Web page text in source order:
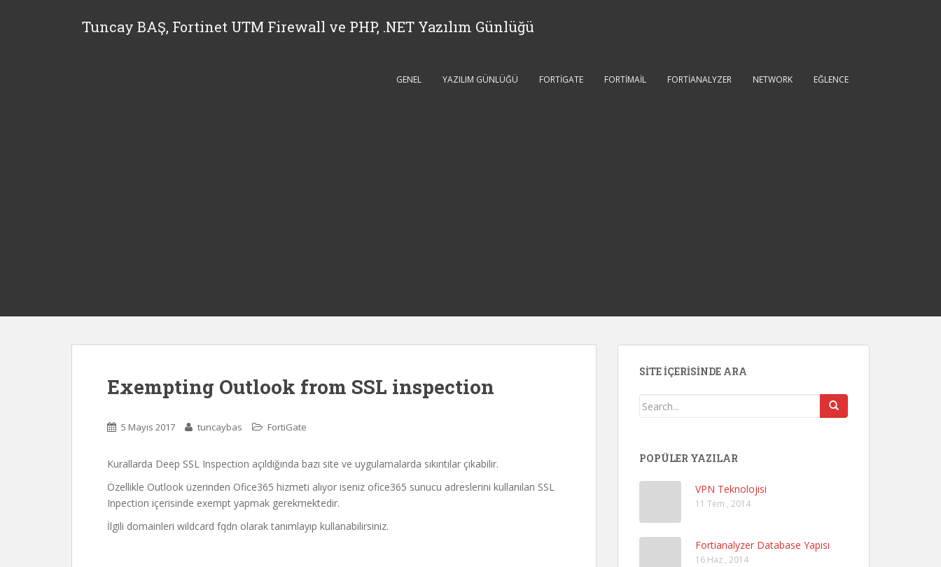
Tuncay BAŞ, Fortinet UTM Firewall ve PHP, .NET Yazılım Günlüğü
GENEL YAZILIM GÜNLÜĞÜ FORTIGATE FORTIMAIL FORTIANALYZER NETWORK EĞLENCE
Exempting Outlook from SSL inspection
5 Mayıs 2017 tuncaybas FortiGate
Kurallarda Deep SSL Inspection açıldığında bazı site ve uygulamalarda sıkıntılar çıkabilir.
Özellikle Outlook üzerinden Ofice365 hizmeti alıyor iseniz ofice365 sunucu adreslerini kullanılan SSL
Inpection içerisinde exempt yapmak gerekmektedir.
İlgili domainleri wildcard fqdn olarak tanımlayıp kullanabilirsiniz.
SITE İÇERISINDE ARA
POPÜLER YAZILAR
VPN Teknolojisi
11 Tem , 2014
Fortianalyzer Database Yapısı
16 Haz , 2014